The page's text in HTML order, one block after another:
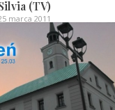
(TV)
marca 2011